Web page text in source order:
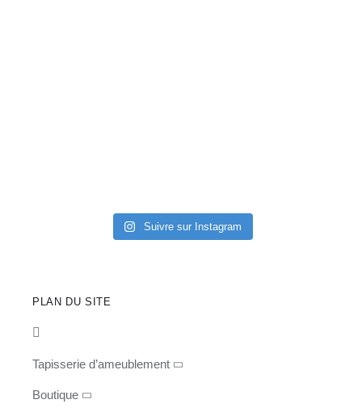
Suivre sur Instagram
PLAN DU SITE
Tapisserie d’ameublement
Boutique